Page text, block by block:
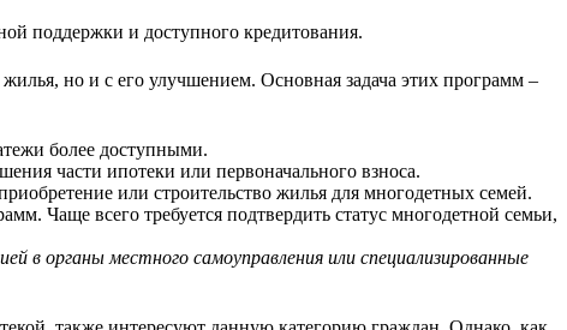
поддержки и доступного кредитования.
но и с его улучшением. Основная задача этих программ –
более доступными.
части ипотеки или первоначального взноса.
или строительство жилья для многодетных семей.
Чаще всего требуется подтвердить статус многодетной семьи,
в органы местного самоуправления или специализированные